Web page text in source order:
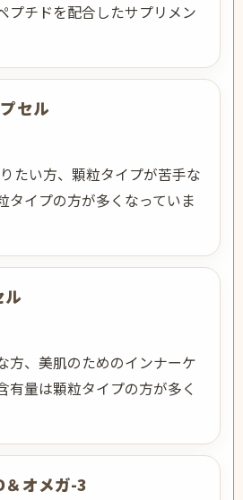
プチドを配合したサプリメン
セル
たい方、顆粒タイプが苦手な
タイプの方が多くなっていま
ル
方、美肌のためのインナーケ
有量は顆粒タイプの方が多く
＆オメガ-3